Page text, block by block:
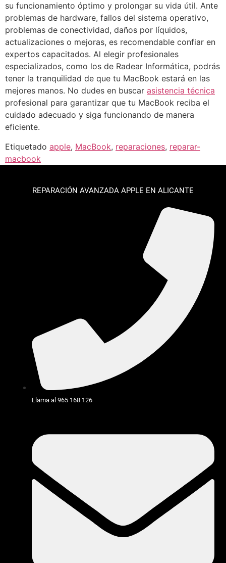
su funcionamiento óptimo y prolongar su vida útil. Ante
problemas de hardware, fallos del sistema operativo,
problemas de conectividad, daños por líquidos,
actualizaciones o mejoras, es recomendable confiar en
expertos capacitados. Al elegir profesionales
especializados, como los de Radear Informática, podrás
tener la tranquilidad de que tu MacBook estará en las
mejores manos. No dudes en buscar asistencia técnica
profesional para garantizar que tu MacBook reciba el
cuidado adecuado y siga funcionando de manera
eficiente.
Etiquetado apple, MacBook, reparaciones, reparar-
macbook
REPARACIÓN AVANZADA APPLE EN ALICANTE
Llama al 965 168 126